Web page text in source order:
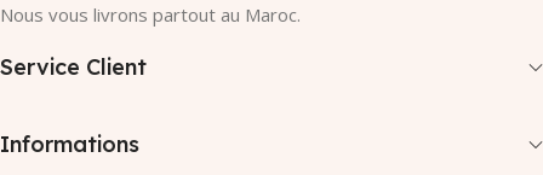
Nous vous livrons partout au Maroc.
Service Client
Informations